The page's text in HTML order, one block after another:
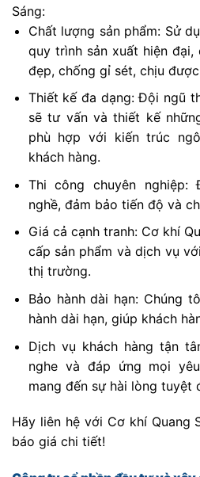
Sáng:
Chất lượng sản phẩm: Sử
quy trình sản xuất hiện đại,
đẹp, chống gỉ sét, chịu
Thiết kế đa dạng: Đội ngũ
sẽ tư vấn và thiết kế
phù hợp với kiến trúc
khách hàng.
Thi công chuyên
nghề, đảm bảo tiến độ và
Giá cả cạnh tranh: Cơ khí
cấp sản phẩm và dịch vụ
thị trường.
Bảo hành dài hạn: Chúng
hành dài hạn, giúp khách
Dịch vụ khách hàng tận
nghe và đáp ứng mọi
mang đến sự hài lòng tuyệt
Hãy liên hệ với Cơ khí Quang
báo giá chi tiết!